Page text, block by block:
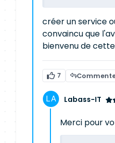
créer un service
convaincu que
bienvenu de
7
Labass-IT
Merci pour